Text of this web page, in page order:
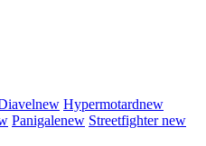
new Hypermotardnew
Panigalenew Streetfighternew